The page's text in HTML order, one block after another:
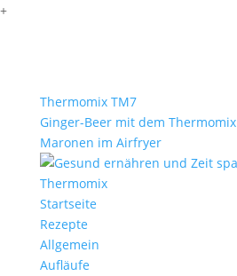
+
Thermomix TM7
Ginger-Beer mit dem Thermomix
Maronen im Airfryer
Startseite
Rezepte
Allgemein
Aufläufe